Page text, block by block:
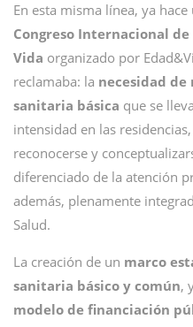
En esta misma línea, ya
Congreso Internacional
Vida organizado por
reclamaba: la necesidad de
sanitaria básica que se
intensidad en las residencias,
reconocerse y
diferenciado de la atención
además, plenamente
Salud.
La creación de un marco
sanitaria básico y común,
modelo de financiación